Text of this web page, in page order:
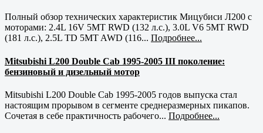
Полный обзор технических характеристик Мицубиси Л200 с
моторами: 2.4L 16V 5MT RWD (132 л.с.), 3.0L V6 5MT RWD
(181 л.с.), 2.5L TD 5MT AWD (116... Подробнее...
Mitsubishi L200 Double Cab 1995-2005 III поколение:
бензиновый и дизельный мотор
Mitsubishi L200 Double Cab 1995-2005 годов выпуска стал
настоящим прорывом в сегменте среднеразмерных пикапов.
Сочетая в себе практичность рабочего... Подробнее...